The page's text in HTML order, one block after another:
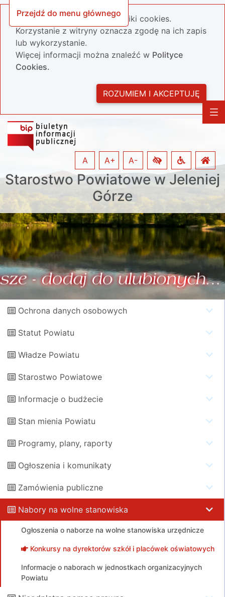
Przejdź do menu głównego
Nasza strona wykorzystuje pliki cookies.
Korzystanie z witryny oznacza zgodę na ich zapis
lub wykorzystanie.
Więcej informacji można znaleźć w Polityce
Cookies.
ROZUMIEM I AKCEPTUJĘ
Starostwo Powiatowe w Jeleniej
Górze
A A+ A-
Ochrona danych osobowych
Statut Powiatu
Władze Powiatu
Starostwo Powiatowe
Informacje o budżecie
Stan mienia Powiatu
Programy, plany, raporty
Ogłoszenia i komunikaty
Zamówienia publiczne
Nabory na wolne stanowiska
Ogłoszenia o naborze na wolne stanowiska urzędnicze
Konkursy na dyrektorów szkół i placówek oświatowych
Informacje o naborach w jednostkach organizacyjnych
Powiatu